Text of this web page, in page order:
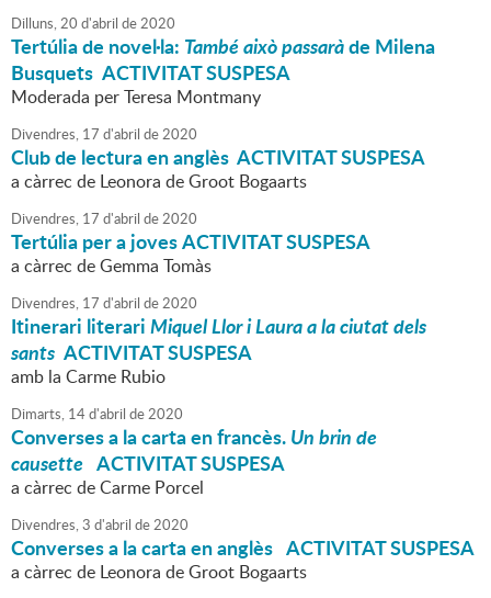
Dilluns,20 d'abril de2020
Tertúlia de novel·la: També això passaràde Milena
Busquets ACTIVITAT SUSPESA
Moderada per Teresa Montmany
Divendres, 17 d'abril de2020
Club de lectura en anglès ACTIVITAT SUSPESA
a càrrec de Leonora de Groot Bogaarts
Divendres, 17 d'abril de2020
Tertúlia per a joves ACTIVITAT SUSPESA
a càrrec de Gemma Tomàs
Divendres, 17 d'abril de2020
Itinerari literariMiquel Llor i Laura a la ciutat dels
sants ACTIVITAT SUSPESA
amb la Carme Rubio
Dimarts, 14d'abril de2020
Converses a la carta en francès.Un brin de
causette ACTIVITAT SUSPESA
a càrrec de Carme Porcel
Divendres,3 d'abril de2020
Converses a la carta en anglès ACTIVITAT SUSPESA
a càrrec de Leonora de Groot Bogaarts